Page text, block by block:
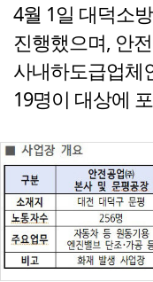
4월 1일 대덕소
진행했으며, 안
사내하도급업체
19명이 대상에